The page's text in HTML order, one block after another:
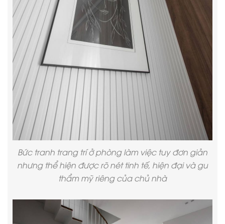
Bức tranh trang trí ở phòng làm việc tuy đơn giản
nhưng thể hiện được rõ nét tinh tế, hiện đại và gu
thẩm mỹ riêng của chủ nhà